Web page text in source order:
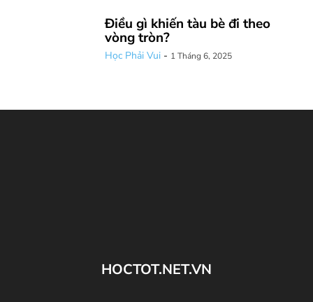
Điều gì khiến tàu bè đi theo
vòng tròn?
Học Phải Vui - 1 Tháng 6, 2025
HOCTOT.NET.VN